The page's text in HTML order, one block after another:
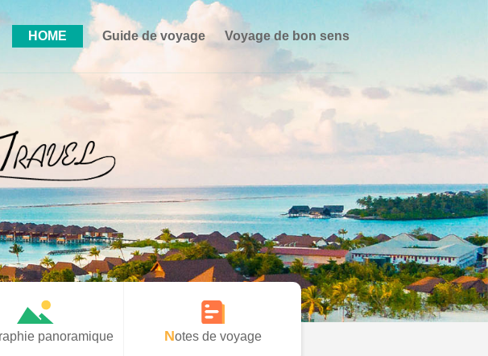
HOME Guide de voyage Voyage de bon sens
panoramique Notes de voyage